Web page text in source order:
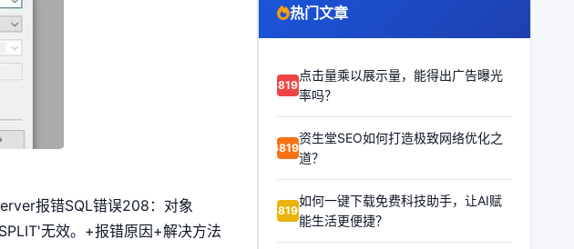
报错SQL错误208：对象
无效。+报错原因+解决方法
热门文章
68192
点击量乘以展示量，能得出广告曝光
率吗？
68191
资生堂SEO如何打造极致网络优化之
道？
68190
如何一键下载免费科技助手，让AI赋
能生活更便捷？